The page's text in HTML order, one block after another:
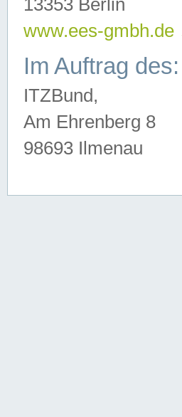
13353 Berlin
www.ees-gmbh.de
Im Auftrag des:
ITZBund,
Am Ehrenberg 8
98693 Ilmenau